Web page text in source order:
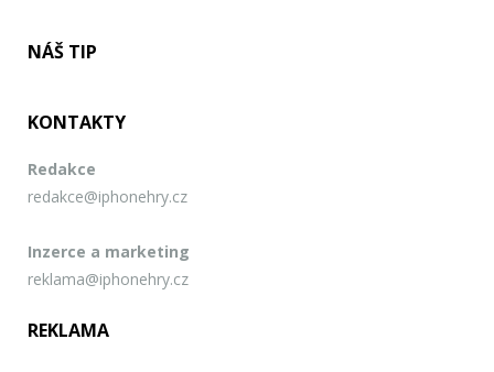
NÁŠ TIP
KONTAKTY
Redakce
redakce@iphonehry.cz
Inzerce a marketing
reklama@iphonehry.cz
REKLAMA